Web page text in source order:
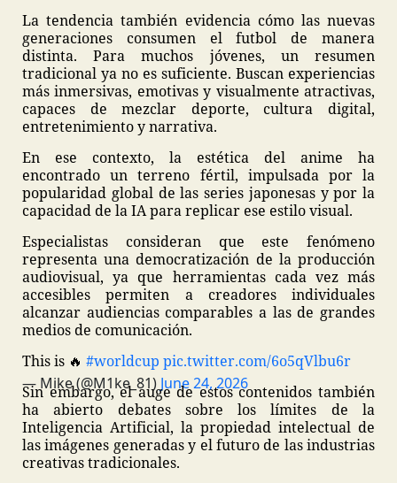
La tendencia también evidencia cómo las nuevas
generaciones consumen el futbol de manera
distinta. Para muchos jóvenes, un resumen
tradicional ya no es suficiente. Buscan experiencias
más inmersivas, emotivas y visualmente atractivas,
capaces de mezclar deporte, cultura digital,
entretenimiento y narrativa.
En ese contexto, la estética del anime ha
encontrado un terreno fértil, impulsada por la
popularidad global de las series japonesas y por la
capacidad de la IA para replicar ese estilo visual.
Especialistas consideran que este fenómeno
representa una democratización de la producción
audiovisual, ya que herramientas cada vez más
accesibles permiten a creadores individuales
alcanzar audiencias comparables a las de grandes
medios de comunicación.
This is 🔥 #worldcup pic.twitter.com/6o5qVlbu6r
— Mike (@M1ke_81) June 24, 2026
Sin embargo, el auge de estos contenidos también
ha abierto debates sobre los límites de la
Inteligencia Artificial, la propiedad intelectual de
las imágenes generadas y el futuro de las industrias
creativas tradicionales.